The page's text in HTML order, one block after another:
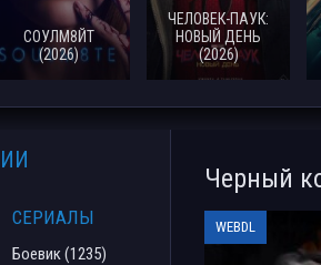
СОУЛМ8ЙТ
(2026)
ЧЕЛОВЕК-ПАУК:
НОВЫЙ ДЕНЬ
(2026)
Черный
WEBDL
СЕРИАЛЫ
Боевик (1235)